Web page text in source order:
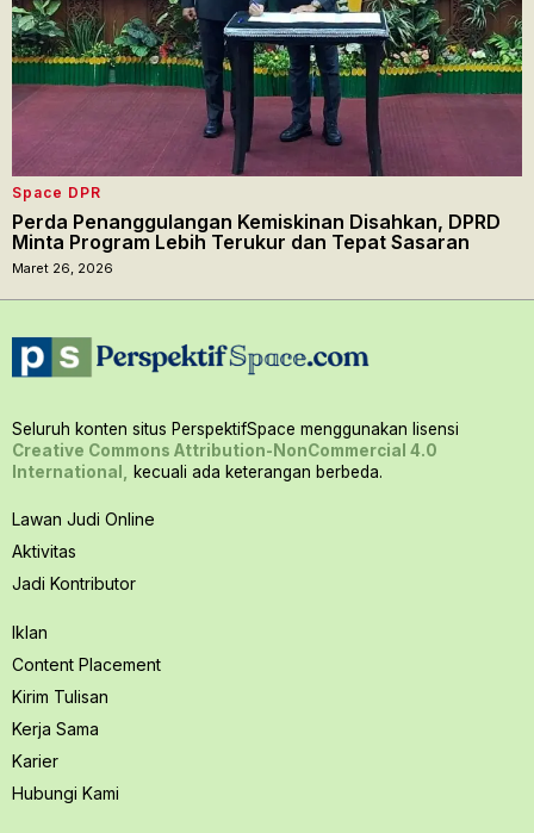
Space DPR
Perda Penanggulangan Kemiskinan Disahkan, DPRD
Minta Program Lebih Terukur dan Tepat Sasaran
Maret 26, 2026
Seluruh konten situs PerspektifSpace menggunakan lisensi
Creative Commons Attribution-NonCommercial 4.0
International,
kecuali ada keterangan berbeda.
Lawan Judi Online
Aktivitas
Jadi Kontributor
Iklan
Content Placement
Kirim Tulisan
Kerja Sama
Karier
Hubungi Kami